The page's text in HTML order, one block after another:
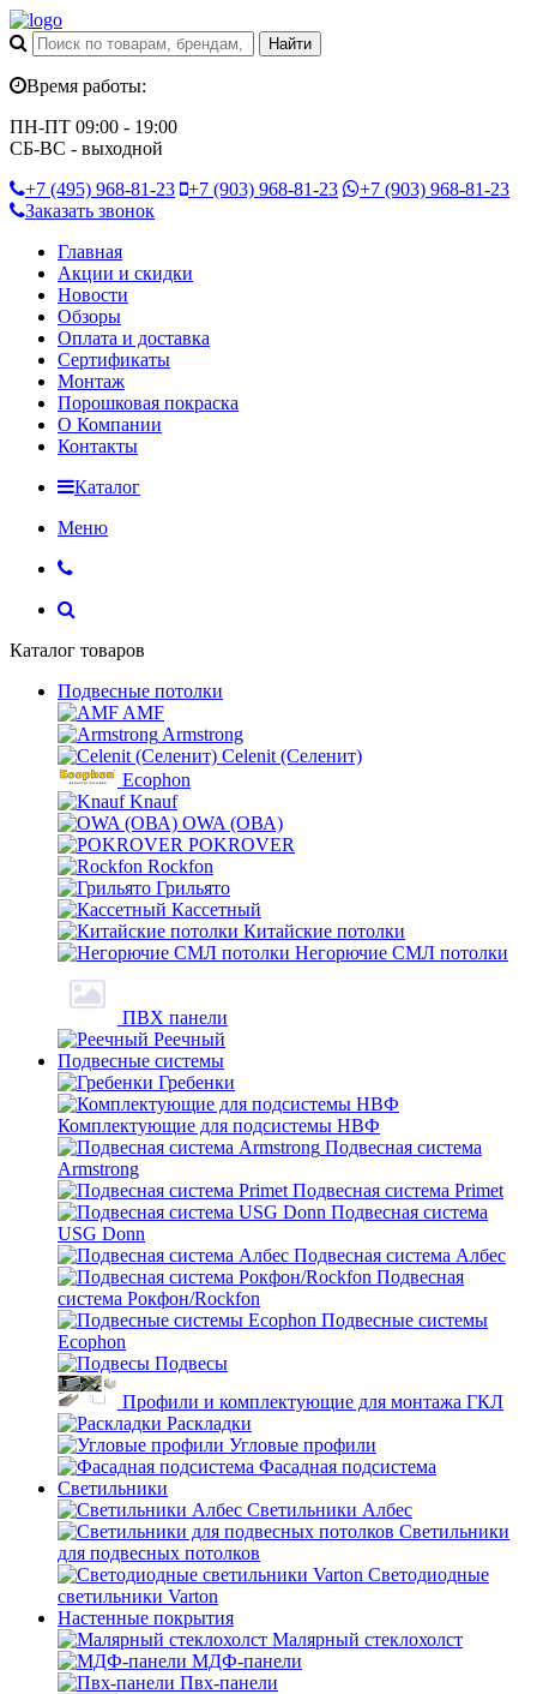
Время работы:
ПН-ПТ 09:00 - 19:00
СБ-ВС - выходной
+7 (495) 968-81-23 +7 (903) 968-81-23 +7 (903) 968-81-23
Заказать звонок
Главная
Акции и скидки
Новости
Обзоры
Оплата и доставка
Сертификаты
Монтаж
Порошковая покраска
О Компании
Контакты
Каталог
Меню
Каталог товаров
Подвесные потолки
AMF
Armstrong
Celenit (Селенит)
Ecophon
Knauf
OWA (ОВА)
POKROVER
Rockfon
Грильято
Кассетный
Китайские потолки
Негорючие СМЛ потолки
ПВХ панели
Реечный
Подвесные системы
Гребенки
Комплектующие для подсистемы НВФ
Подвесная система
Armstrong
Подвесная система Primet
Подвесная система
USG Donn
Подвесная система Албес
Подвесная
система Рокфон/Rockfon
Подвесные системы
Ecophon
Подвесы
Профили и комплектующие для монтажа ГКЛ
Раскладки
Угловые профили
Фасадная подсистема
Светильники
Светильники Албес
Светильники
для подвесных потолков
Светодиодные
светильники Varton
Настенные покрытия
Малярный стеклохолст
МДФ-панели
Пвх-панели